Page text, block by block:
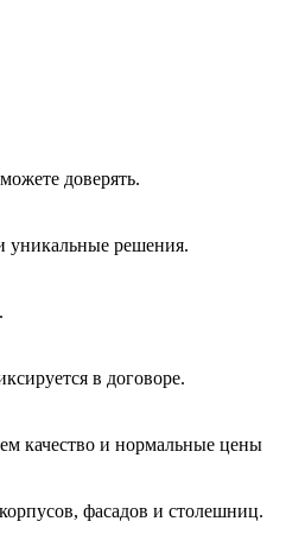
доверять.
уникальные решения.
в договоре.
качество и нормальные цены
фасадов и столешниц.